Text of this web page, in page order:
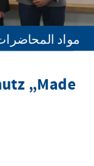
مواد
„Made